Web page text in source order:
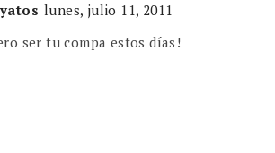
lunes, julio 11, 2011
ser tu compa estos días!